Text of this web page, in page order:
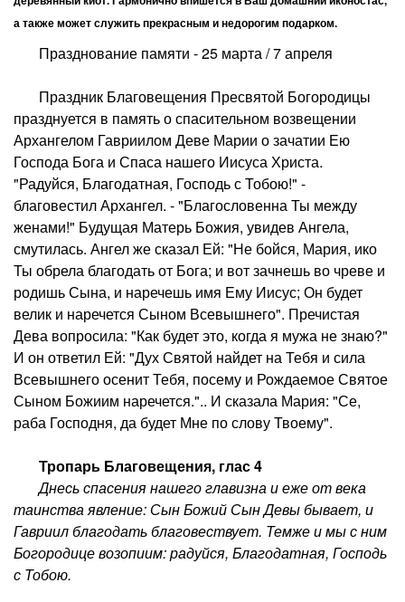
а также может служить прекрасным и недорогим подарком.
Празднование памяти - 25 марта / 7 апреля
Праздник Благовещения Пресвятой Богородицы
празднуется в память о спасительном возвещении
Архангелом Гавриилом Деве Марии о зачатии Ею
Господа Бога и Спаса нашего Иисуса Христа.
"Радуйся, Благодатная, Господь с Тобою!" -
благовестил Архангел. - "Благословенна Ты между
женами!" Будущая Матерь Божия, увидев Ангела,
смутилась. Ангел же сказал Ей: "Не бойся, Мария, ико
Ты обрела благодать от Бога; и вот зачнешь во чреве и
родишь Сына, и наречешь имя Ему Иисус; Он будет
велик и наречется Сыном Всевышнего". Пречистая
Дева вопросила: "Как будет это, когда я мужа не знаю?"
И он ответил Ей: "Дух Святой найдет на Тебя и сила
Всевышнего осенит Тебя, посему и Рождаемое Святое
Сыном Божиим наречется.".. И сказала Мария: "Се,
раба Господня, да будет Мне по слову Твоему".
Тропарь Благовещения, глас 4
Днесь спасения нашего главизна и еже от века
таинства явление: Сын Божий Сын Девы бывает, и
Гавриил благодать благовествует. Темже и мы с ним
Богородице возопиим: радуйся, Благодатная, Господь
с Тобою.